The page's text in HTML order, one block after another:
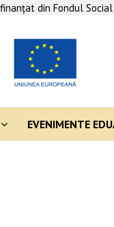
din Fondul
EVENIMENTE